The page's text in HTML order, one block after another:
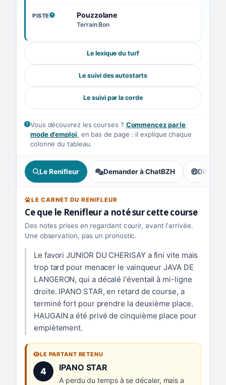
PISTE
, VOIR LA DÉFINITIONPouzzolane
Terrain Bon
Le lexique du turf
Le suivi des autostarts
Le suivi par la corde
Vous découvrez les courses ? Commencez par le
mode d'emploi, en bas de page : il explique chaque
colonne du tableau.
Le Renifleur Demander à ChatBZH ,
LE CARNET DU RENIFLEUR
Ce que le Renifleur a noté sur cette course
Des notes prises en regardant courir, avant l'arrivée.
Une observation, pas un pronostic.
Le favori JUNIOR DU CHERISAY a fini vite mais
trop tard pour menacer le vainqueur JAVA DE
LANGERON, qui a décalé l'éventail à mi-ligne
droite. IPANO STAR, en retard de course, a
terminé fort pour prendre la deuxième place.
HAUGAIN a été privé de cinquième place pour
empiètement.
LE PARTANT RETENU
4 Numéro 4 :
IPANO STAR
A perdu du temps à se décaler, mais a